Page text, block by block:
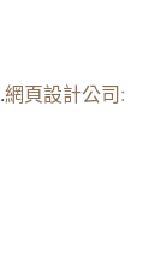
網頁設計公司: